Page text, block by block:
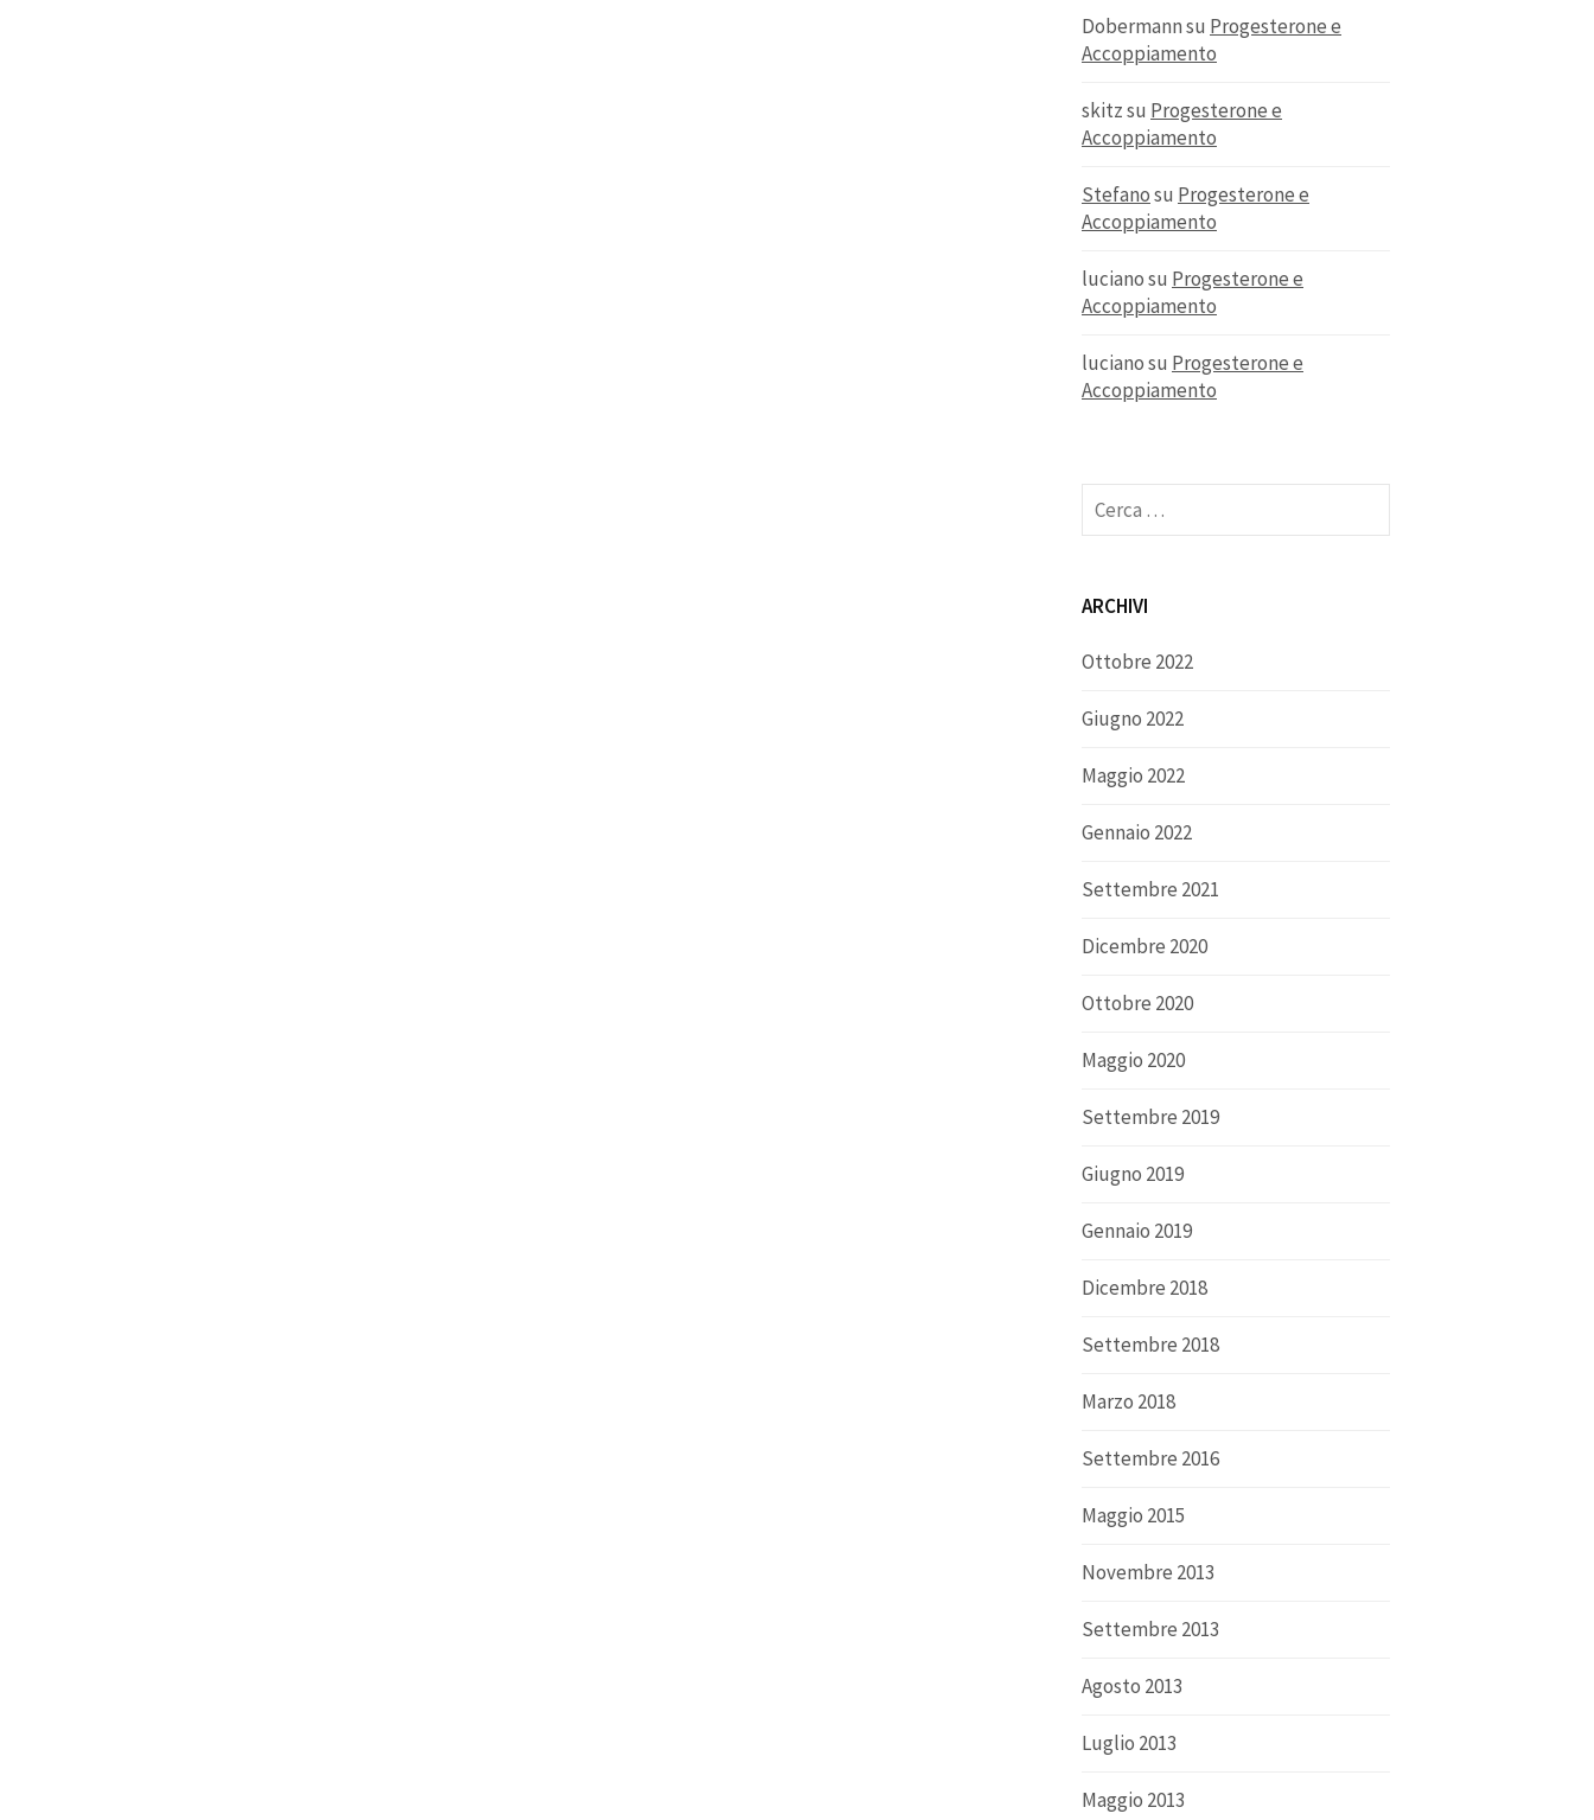
Dobermannsu Progesterone e
Accoppiamento
skitzsu Progesterone e
Accoppiamento
Stefanosu Progesterone e
Accoppiamento
lucianosu Progesterone e
Accoppiamento
lucianosu Progesterone e
Accoppiamento
Ricerca
per:
ARCHIVI
Ottobre 2022
Giugno 2022
Maggio 2022
Gennaio 2022
Settembre 2021
Dicembre 2020
Ottobre 2020
Maggio 2020
Settembre 2019
Giugno 2019
Gennaio 2019
Dicembre 2018
Settembre 2018
Marzo 2018
Settembre 2016
Maggio 2015
Novembre 2013
Settembre 2013
Agosto 2013
Luglio 2013
Maggio 2013